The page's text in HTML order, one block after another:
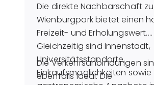
Die direkte Nachbarschaft
Wienburgpark bietet einen
Freizeit- und Erholungswert.
Gleichzeitig sind Innenstadt,
Universitätsstandorte,
Einkaufsmöglichkeiten sowie
Die Verkehrsanbindungen
ebenfalls ideal: Die